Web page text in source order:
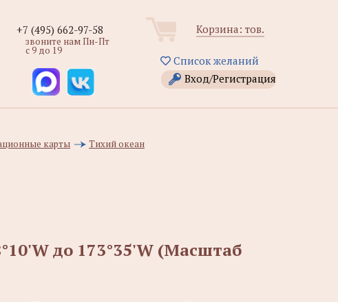
Корзина: тов.
Список желаний
Вход/Регистрация
+7 (495) 662-97-58
звоните нам Пн-Пт
с 9 до 19
карты
Тихий океан
до 173°35'W (Масштаб